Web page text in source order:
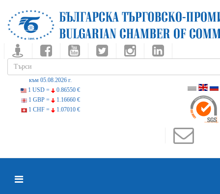
към 05.08.2026 г.
1 USD =
0.86550 €
1 GBP =
1.16660 €
1 CHF =
1.07010 €